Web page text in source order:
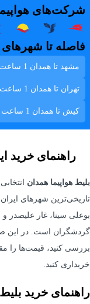
شرکت‌های
فاصله تا شهرهای
مشهد تا همدان 1 ساعت و 50 دقیقه
تهران تا همدان 1 ساعت و 20 دقیقه
کيش تا همدان 1 ساعت و 50 دقیقه
راهنمای خرید
بلیط هواپیما همدان
تاریخی‌ترین شهرهای ایران
بوعلی سینا، غار
گردشگران است. در این
بررسی کنید، قیمت‌ها را
خریداری کنید.
راهنمای خرید